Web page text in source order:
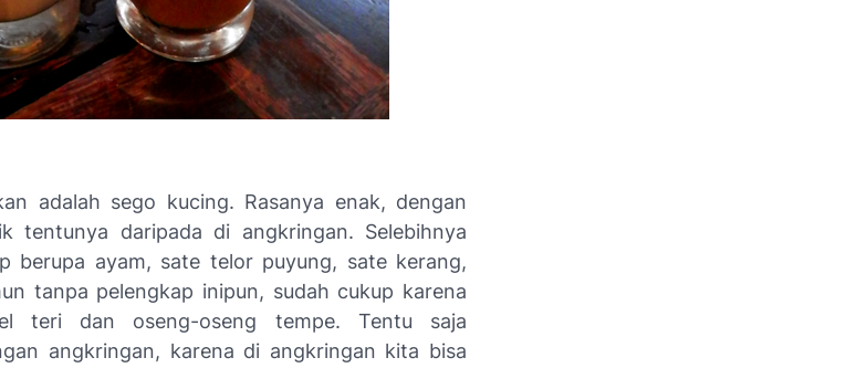
adalah sego kucing. Rasanya enak, dengan
tentunya daripada di angkringan. Selebihnya
berupa ayam, sate telor puyung, sate kerang,
tanpa pelengkap inipun, sudah cukup karena
teri dan oseng-oseng tempe. Tentu saja
angkringan, karena di angkringan kita bisa